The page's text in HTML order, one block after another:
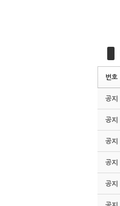
번호
공지
공지
공지
공지
공지